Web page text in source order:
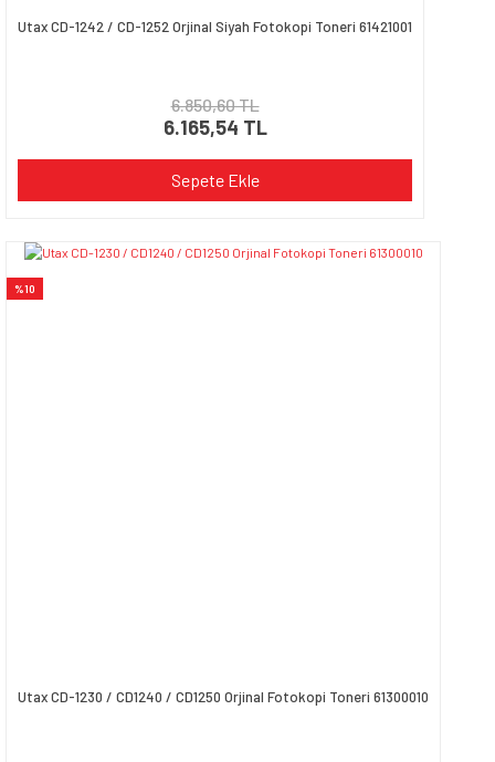
Utax CD-1242 / CD-1252 Orjinal Siyah Fotokopi Toneri 61421001
6.850,60 TL
6.165,54 TL
Sepete Ekle
%10
Utax CD-1230 / CD1240 / CD1250 Orjinal Fotokopi Toneri 61300010